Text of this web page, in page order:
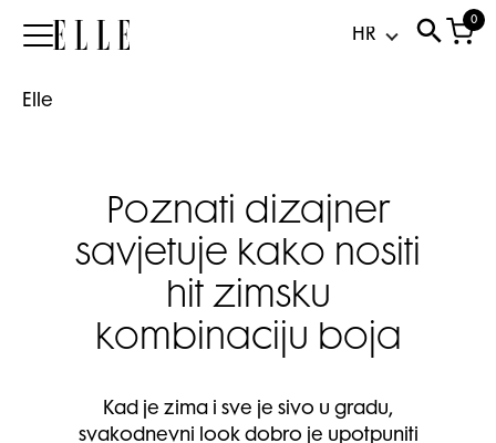
Elle
0
Elle
Poznati dizajner
savjetuje kako nositi
hit zimsku
kombinaciju boja
Kad je zima i sve je sivo u gradu,
svakodnevni look dobro je upotpuniti